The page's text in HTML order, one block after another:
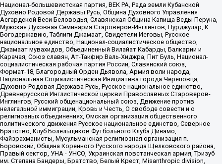
Национал-большевистская партия, ВЕК РА, Рада земли Кубанской
Духовно Родовой Державы Русь, Община Духовного Управления
Асгардской Веси Беловодья, Славянская Община Капища Веды Перуна,
Мужская Духовная Семинария Староверов-Инглингов, Нурджулар, К
Богодержавию, Таблиги Джамаат, Свидетели Иеговы, Русское
национальное единство, Национал-социалистическое общество,
Джамаат мувахидов, Объединенный Вилайат Кабарды, Балкарии и
Карачая, Союз славян, Ат-Такфир Валь-Хиджра, Пит Буль, Национал-
социалистическая рабочая партия России, Славянский союз,
Формат-18, Благородный Орден Дьявола, Армия воли народа,
Национальная Социалистическая Инициатива города Череповца,
Духовно-Родовая Держава Русь, Русское национальное единство,
Древнерусской Инглистической церкви Православных Староверов-
Инглингов, Русский общенациональный союз, Движение против
нелегальной иммиграции, Кровь и Честь, О свободе совести и о
религиозных объединениях, Омская организация общественного
политического движения Русское национальное единство, Северное
Братство, Клуб Болельщиков Футбольного Клуба Динамо,
Файзрахманисты, Мусульманская религиозная организация п.
Боровский, Община Коренного Русского народа Щелковского района,
Правый сектор, УНА - УНСО, Украинская повстанческая армия, Тризуб
им. Степана Бандеры, Братство, Белый Крест, Misanthropic division,